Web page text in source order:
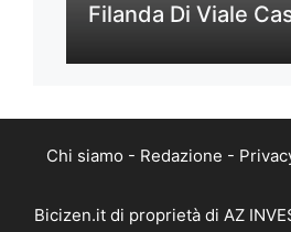
Filanda Di Viale
Chi siamo - Redazione -
Bicizen.it di proprietà di AZ